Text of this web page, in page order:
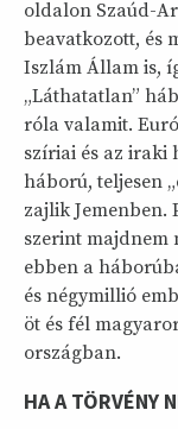
oldalon Szaúd-
beavatkozott, és
Iszlám Állam is,
„Láthatatlan”
róla valamit.
szíriai és az iraki
háború, teljesen
zajlik Jemenben.
szerint majdnem
ebben a
és négymillió
öt és fél
országban.
HA A TÖRVÉNY